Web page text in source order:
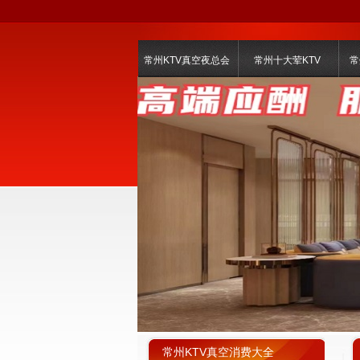
常州KTV真空夜总会 常州十大荤KTV
常州KTV真空消费大全